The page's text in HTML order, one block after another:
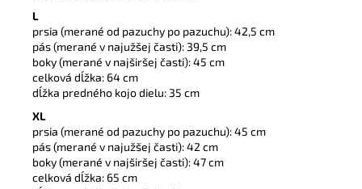
L
prsia (merané od pazuchy po pazuchu): 42,5 cm
pás (merané v najužšej časti): 39,5 cm
boky (merané v najširšej časti): 45 cm
celková dĺžka: 64 cm
dĺžka predného kojo dielu: 35 cm
XL
prsia (merané od pazuchy po pazuchu): 45 cm
pás (merané v najužšej časti): 42 cm
boky (merané v najširšej časti): 47 cm
celková dĺžka: 65 cm